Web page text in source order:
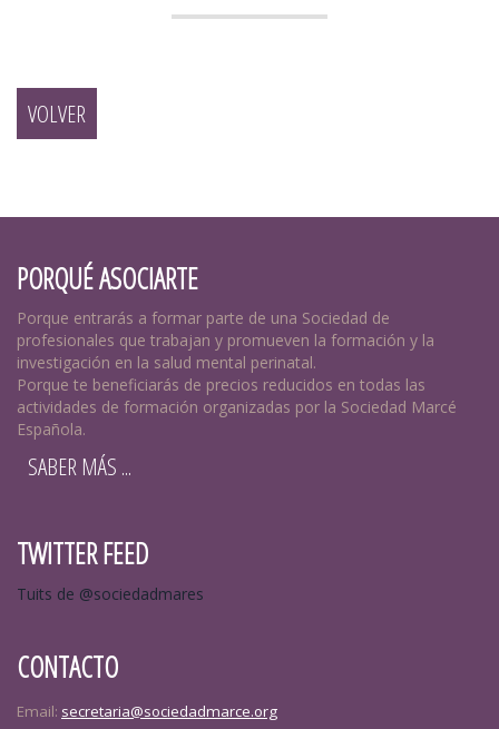
VOLVER
PORQUÉ ASOCIARTE
Porque entrarás a formar parte de una Sociedad de
profesionales que trabajan y promueven la formación y la
investigación en la salud mental perinatal.
Porque te beneficiarás de precios reducidos en todas las
actividades de formación organizadas por la Sociedad Marcé
Española.
SABER MÁS ...
TWITTER FEED
Tuits de @sociedadmares
CONTACTO
Email: secretaria@sociedadmarce.org